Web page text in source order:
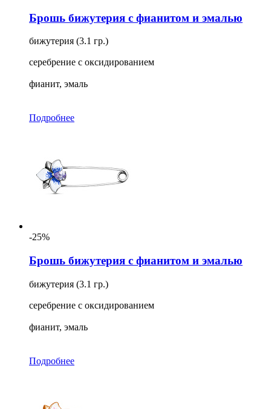
Брошь бижутерия с фианитом и эмалью
бижутерия (3.1 гр.)
серебрение с оксидированием
фианит, эмаль
Подробнее
-25%
Брошь бижутерия с фианитом и эмалью
бижутерия (3.1 гр.)
серебрение с оксидированием
фианит, эмаль
Подробнее